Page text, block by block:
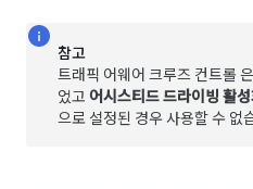
참고
트래픽 어웨어 크루즈 컨트롤
었고 어시스티드 드라이빙 활
으로 설정된 경우 사용할 수 없